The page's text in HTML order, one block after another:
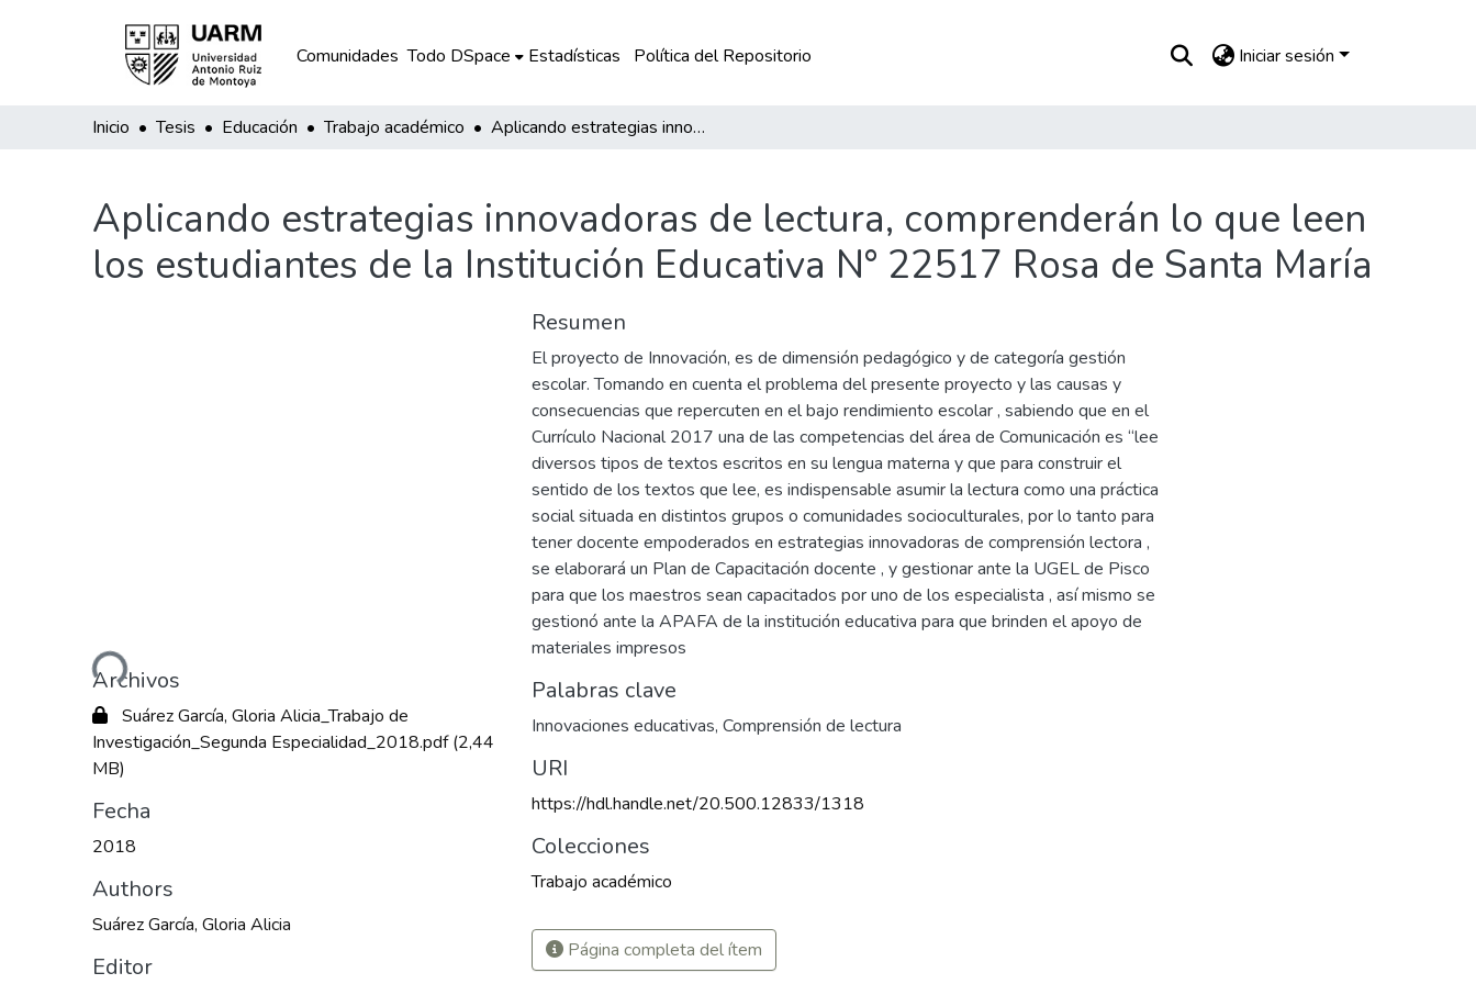
Comunidades Todo DSpace Estadísticas Política del Repositorio Iniciar sesión
Inicio Tesis Educación Trabajo académico Aplicando estrategias innovadoras de lectura, comprenderán lo que leen los estudiantes de la Institución Educativa N° 22517 Rosa de Santa María
Aplicando estrategias innovadoras de lectura, comprenderán lo que leen
los estudiantes de la Institución Educativa N° 22517 Rosa de Santa María
Cargando...
Archivos
Suárez García, Gloria Alicia_Trabajo de
Investigación_Segunda Especialidad_2018.pdf(2,44
MB)
Fecha
2018
Authors
Suárez García, Gloria Alicia
Editor
Resumen
El proyecto de Innovación, es de dimensión pedagógico y de categoría gestión
escolar. Tomando en cuenta el problema del presente proyecto y las causas y
consecuencias que repercuten en el bajo rendimiento escolar , sabiendo que en el
Currículo Nacional 2017 una de las competencias del área de Comunicación es “lee
diversos tipos de textos escritos en su lengua materna y que para construir el
sentido de los textos que lee, es indispensable asumir la lectura como una práctica
social situada en distintos grupos o comunidades socioculturales, por lo tanto para
tener docente empoderados en estrategias innovadoras de comprensión lectora ,
se elaborará un Plan de Capacitación docente , y gestionar ante la UGEL de Pisco
para que los maestros sean capacitados por uno de los especialista , así mismo se
gestionó ante la APAFA de la institución educativa para que brinden el apoyo de
materiales impresos
Palabras clave
Innovaciones educativas, Comprensión de lectura
URI
https://hdl.handle.net/20.500.12833/1318
Colecciones
Trabajo académico
Página completa del ítem